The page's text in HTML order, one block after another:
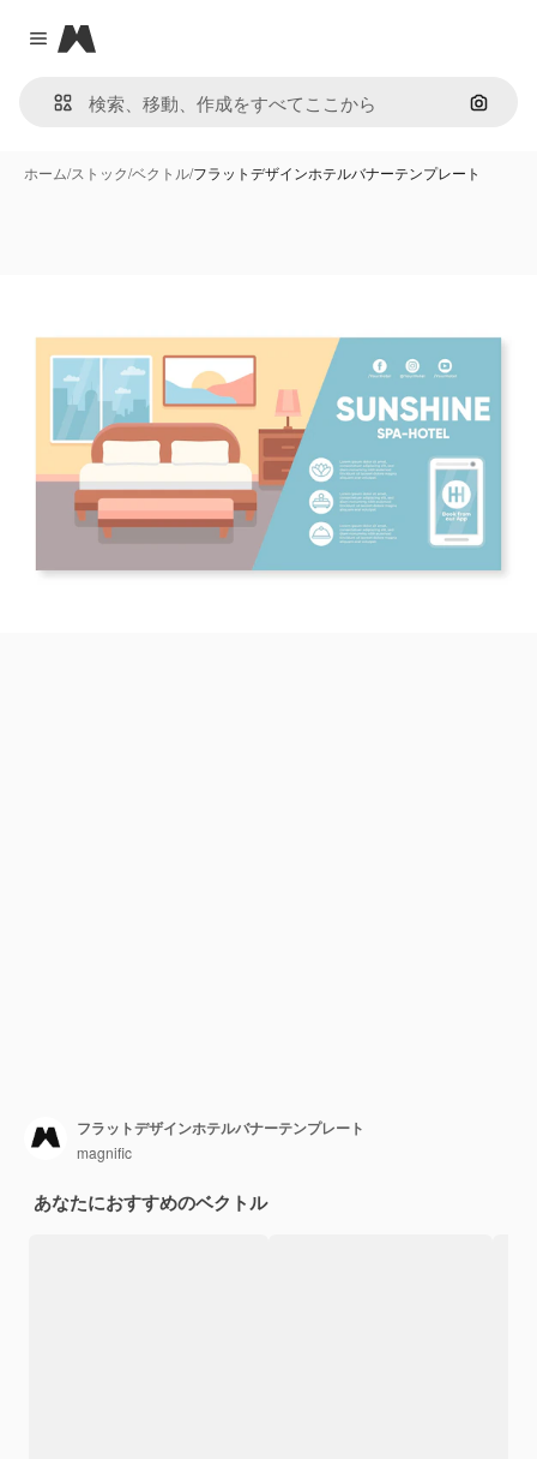
Close menu
Magnific
画像で
ホーム/ストック/ベクトル/フラットデザインホテルバナーテンプレート
フラットデザインホテルバナーテンプレート
magnific
あなたにおすすめのベクトル